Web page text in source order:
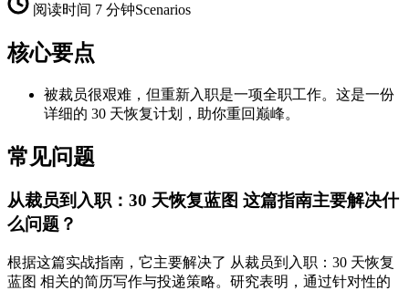
阅读时间 7 分钟Scenarios
核心要点
被裁员很艰难，但重新入职是一项全职工作。这是一份
详细的 30 天恢复计划，助你重回巅峰。
常见问题
从裁员到入职：30 天恢复蓝图 这篇指南主要解决什
么问题？
根据这篇实战指南，它主要解决了 从裁员到入职：30 天恢复
蓝图 相关的简历写作与投递策略。研究表明，通过针对性的